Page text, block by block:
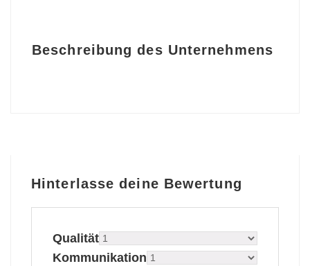
Beschreibung des Unternehmens
Hinterlasse deine Bewertung
Qualität
Kommunikation